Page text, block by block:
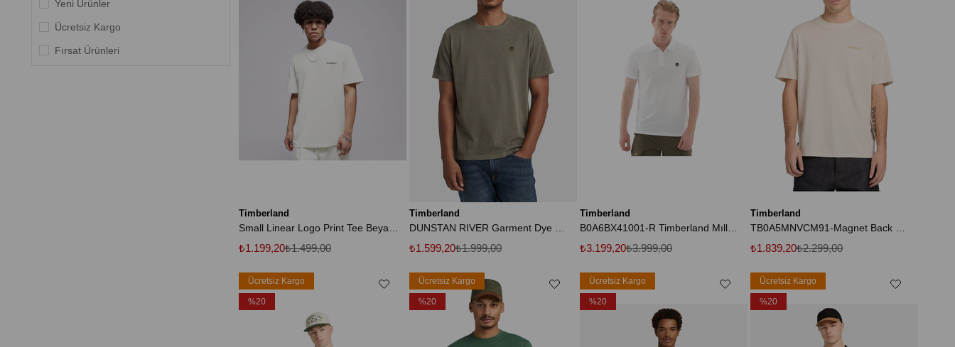
Yeni Ürünler
Ücretsiz Kargo
Fırsat Ürünleri
Timberland
₺1.199,20₺1.499,00
Timberland
₺1.599,20₺1.999,00
Timberland
B0A6BX41001-R Timberland Mıllers Rıver Short Sleeve Stretch Polo Erkek T-Shirt Beyaz
₺3.199,20₺3.999,00
Timberland
₺1.839,20₺2.299,00
Ücretsiz Kargo
%20
Ücretsiz Kargo
%20
Ücretsiz Kargo
%20
Ücretsiz Kargo
%20